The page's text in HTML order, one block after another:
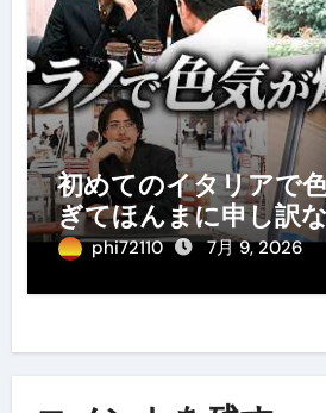
初めてのイタリアで
ぎてほんまに申し訳
phi72110 7月 9, 2026